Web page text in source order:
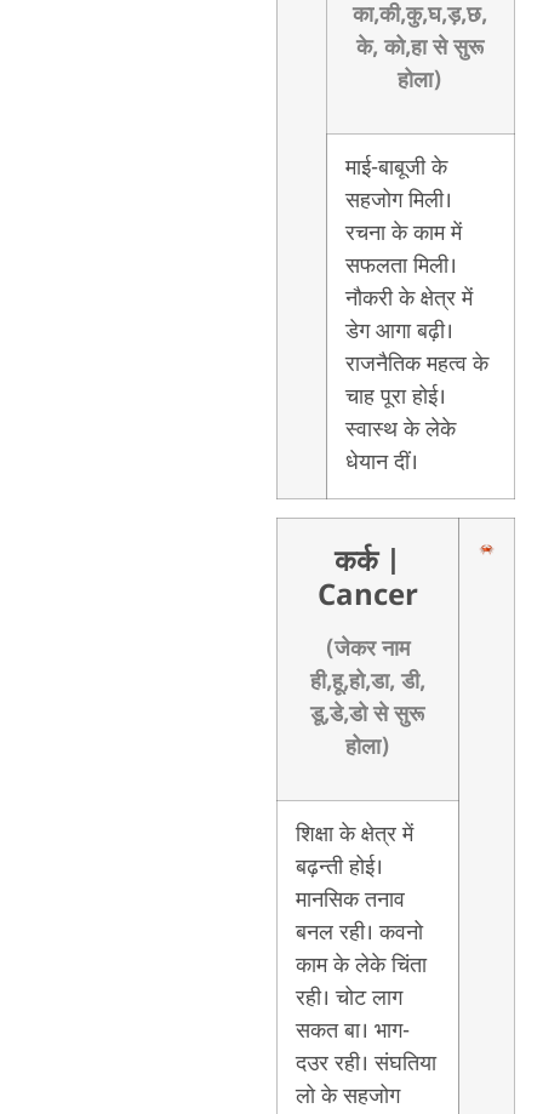
का,की,कु,घ,ड़,छ,
के, को,हा से सुरू
होला)
माई-बाबूजी के
सहजोग मिली।
रचना के काम में
सफलता मिली।
नौकरी के क्षेत्र में
डेग आगा बढ़ी।
राजनैतिक महत्व के
चाह पूरा होई।
स्वास्थ के लेके
धेयान दीं।
कर्क
Cancer
(जेकर नाम
ही,हू,हो,डा, डी,
डू,डे,डो से सुरू
होला)
शिक्षा के क्षेत्र में
बढ़न्ती होई।
मानसिक तनाव
बनल रही। कवनो
काम के लेके चिंता
रही। चोट लाग
सकत बा। भाग-
दउर रही। संघतिया
लो के सहजोग